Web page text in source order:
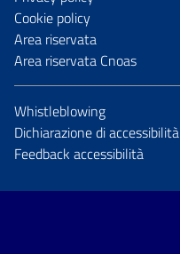
Cookie policy
Area riservata
Area riservata Cnoas
Whistleblowing
Dichiarazione di accessibilità
Feedback accessibilità